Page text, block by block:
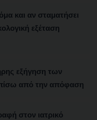
και αν σταματήσει
εξέταση
εξήγηση των
πίσω από την απόφαση
στον ιατρικό